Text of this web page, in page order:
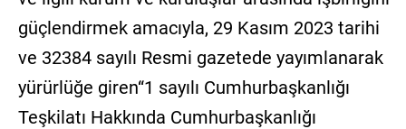
güçlendirmek amacıyla, 29 Kasım 2023 tarihi
ve 32384 sayılı Resmi gazetede yayımlanarak
yürürlüğe giren“1 sayılı Cumhurbaşkanlığı
Teşkilatı Hakkında Cumhurbaşkanlığı